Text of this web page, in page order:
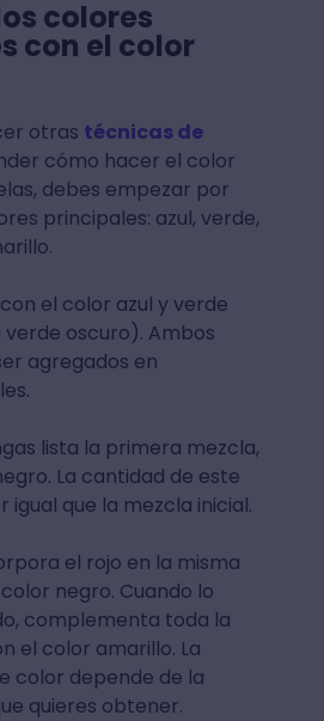
colores
con el color
otras técnicas de
cómo hacer el color
debes empezar por
principales: azul, verde,
el color azul y verde
oscuro). Ambos
agregados en
lista la primera mezcla,
La cantidad de este
igual que la mezcla inicial.
el rojo en la misma
negro. Cuando lo
complementa toda la
el color amarillo. La
color depende de la
quieres obtener.